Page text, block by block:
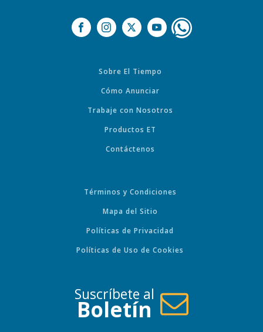
Sobre El Tiempo
Cómo Anunciar
Trabaje con Nosotros
Productos ET
Contáctenos
Términos y Condiciones
Mapa del Sitio
Políticas de Privacidad
Políticas de Uso de Cookies
Suscríbete al
Boletín